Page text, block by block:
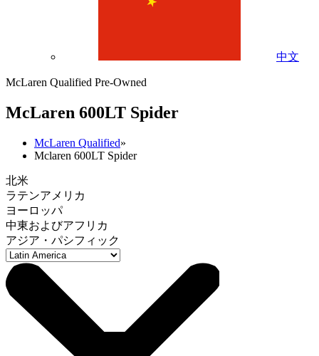
中文
McLaren Qualified Pre-Owned
McLaren 600LT Spider
McLaren Qualified»
Mclaren 600LT Spider
北米
ラテンアメリカ
ヨーロッパ
中東およびアフリカ
アジア・パシフィック